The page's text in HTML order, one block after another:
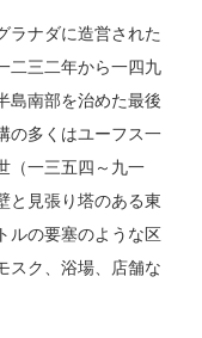
ラナダに造営された
二三二年から一四九
島南部を治めた最後
の多くはユーフス一
（一三五四～九一
と見張り塔のある東
ルの要塞のような区
スク、浴場、店舗な